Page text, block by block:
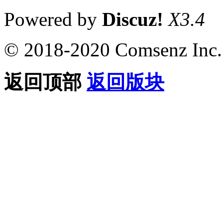
Powered by Discuz! X3.4
© 2018-2020 Comsenz Inc.
返回顶部 返回版块